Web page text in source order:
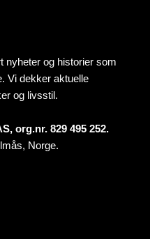
nyheter og historier som
Vi dekker aktuelle
og livsstil.
org.nr. 829 495 252.
Norge.